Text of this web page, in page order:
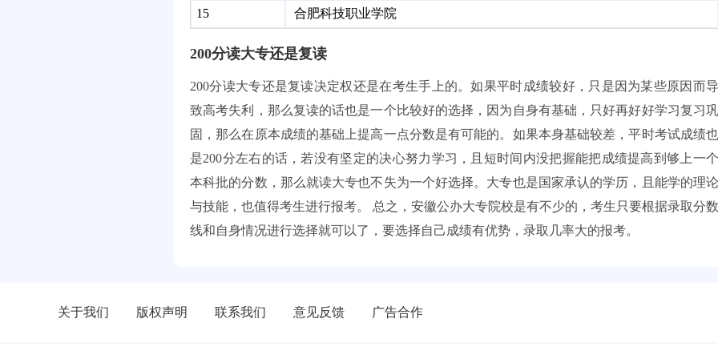
15 合肥科技职业学院
200分读大专还是复读
200分读大专还是复读决定权还是在考生手上的。如果平时成绩较好，只是因为某些原因而导
致高考失利，那么复读的话也是一个比较好的选择，因为自身有基础，只好再好好学习复习巩
固，那么在原本成绩的基础上提高一点分数是有可能的。如果本身基础较差，平时考试成绩也
是200分左右的话，若没有坚定的决心努力学习，且短时间内没把握能把成绩提高到够上一个
本科批的分数，那么就读大专也不失为一个好选择。大专也是国家承认的学历，且能学的理论
与技能，也值得考生进行报考。 总之，安徽公办大专院校是有不少的，考生只要根据录取分数
线和自身情况进行选择就可以了，要选择自己成绩有优势，录取几率大的报考。
关于我们 版权声明 联系我们 意见反馈 广告合作